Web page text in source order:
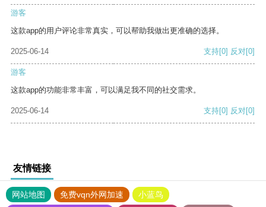
游客
这款app的用户评论非常真实，可以帮助我做出更准确的选择。
2025-06-14 支持[0] 反对[0]
游客
这款app的功能非常丰富，可以满足我不同的社交需求。
2025-06-14 支持[0] 反对[0]
友情链接
网站地图 免费vqn外网加速
小蓝鸟